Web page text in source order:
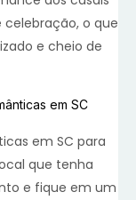
o que
e cheio de
em SC
em SC para
que tenha
e fique em um